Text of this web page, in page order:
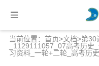
当前位置： 首页>文档>第30
_1129111057_07高考历
习资料_一轮+二轮_高考历